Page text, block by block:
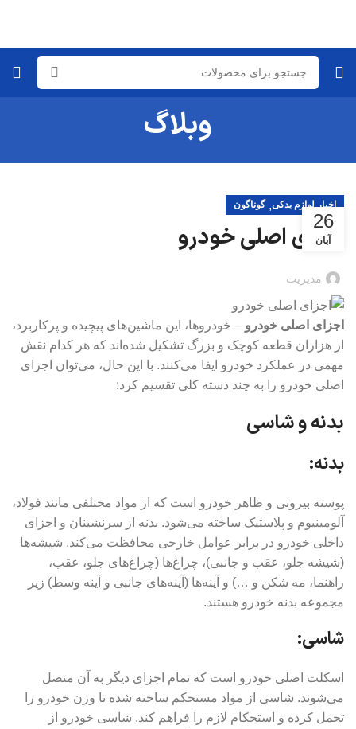
وبلاگ
اخبار لوازم یدکی,گوناگون
اجزای اصلی خودرو
مدیریت
26
آبان
اجزای اصلی خودرو – خودروها، این ماشین‌های پیچیده و پرکاربرد،
از هزاران قطعه کوچک و بزرگ تشکیل شده‌اند که هر کدام نقش
مهمی در عملکرد خودرو ایفا می‌کنند. با این حال، می‌توان اجزای
اصلی خودرو را به چند دسته کلی تقسیم کرد:
بدنه و شاسی
بدنه:
پوسته بیرونی و ظاهر خودرو است که از مواد مختلفی مانند فولاد،
آلومینیوم و پلاستیک ساخته می‌شود. بدنه از سرنشینان و اجزای
داخلی خودرو در برابر عوامل خارجی محافظت می‌کند. شیشه‌ها
(شیشه جلو، عقب و جانبی)، چراغ‌ها (چراغ‌های جلو، عقب،
راهنما، مه شکن و …) و آینه‌ها (آینه‌های جانبی و آینه وسط) زیر
مجموعه بدنه خودرو هستند.
شاسی:
اسکلت اصلی خودرو است که تمام اجزای دیگر به آن متصل
می‌شوند. شاسی از مواد مستحکم ساخته شده تا وزن خودرو را
تحمل کرده و استحکام لازم را فراهم کند. شاسی خودرو از